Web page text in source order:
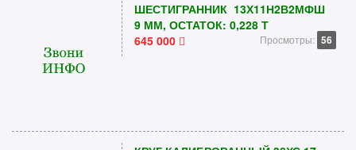
ШЕСТИГРАННИК 13Х11Н2В2МФШ
9 ММ, ОСТАТОК: 0,228 Т
645 000
Просмотры: 56